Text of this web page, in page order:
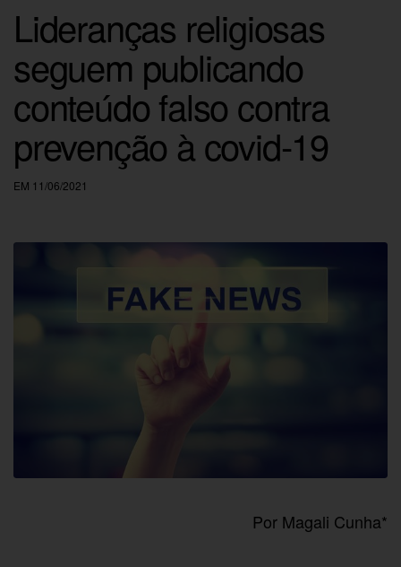
Lideranças religiosas
seguem publicando
conteúdo falso contra
prevenção à covid-19
EM 11/06/2021
Por Magali Cunha*